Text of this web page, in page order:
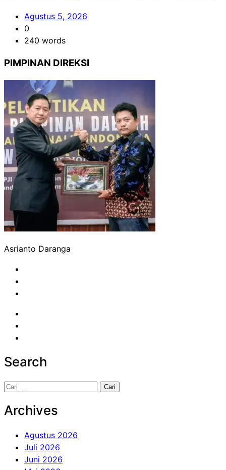
Agustus 5, 2026
0
240 words
PIMPINAN DIREKSI
Asrianto Daranga
Search
Cari
Archives
Agustus 2026
Juli 2026
Juni 2026